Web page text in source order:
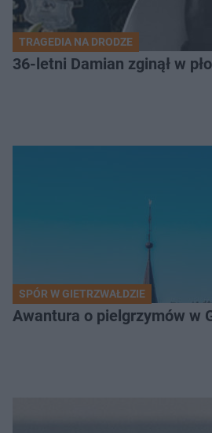
TRAGEDIA NA DRODZE
36-letni Damian zginął w
SPÓR W GIETRZWAŁDZIE
Awantura o pielgrzymów w